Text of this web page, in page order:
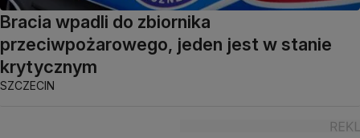
Bracia wpadli do zbiornika
przeciwpożarowego, jeden jest w stanie
krytycznym
SZCZECIN